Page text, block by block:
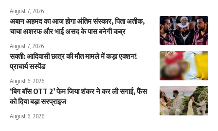
August 7, 2026
अबान अहमद का आज होगा अंतिम संस्कार, पिता अतीक,
चाचा अशरफ और भाई असद के पास बनेगी कब्र
August 7, 2026
सक्ती: आदिवासी छात्र की मौत मामले में कड़ा एक्शन!
प्राचार्य सस्पेंड
August 6, 2026
‘बिग बॉस OTT 2’ फेम जिया शंकर ने कर ली सगाई, फैंस
को दिया बड़ा सरप्राइज
August 6, 2026